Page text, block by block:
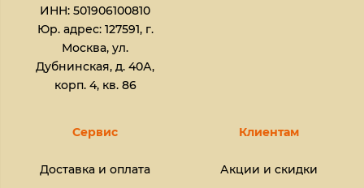
ИНН: 501906100810
Юр. адрес: 127591, г.
Москва, ул.
Дубнинская, д. 40А,
корп. 4, кв. 86
Сервис
Доставка и оплата
Клиентам
Акции и скидки